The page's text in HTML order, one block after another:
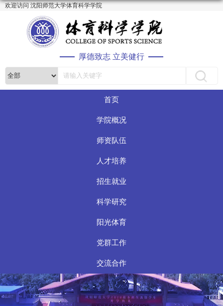
欢迎访问 沈阳师范大学体育科学学院
厚德致志 立美健行
首页
学院概况
师资队伍
人才培养
招生就业
科学研究
阳光体育
党群工作
交流合作